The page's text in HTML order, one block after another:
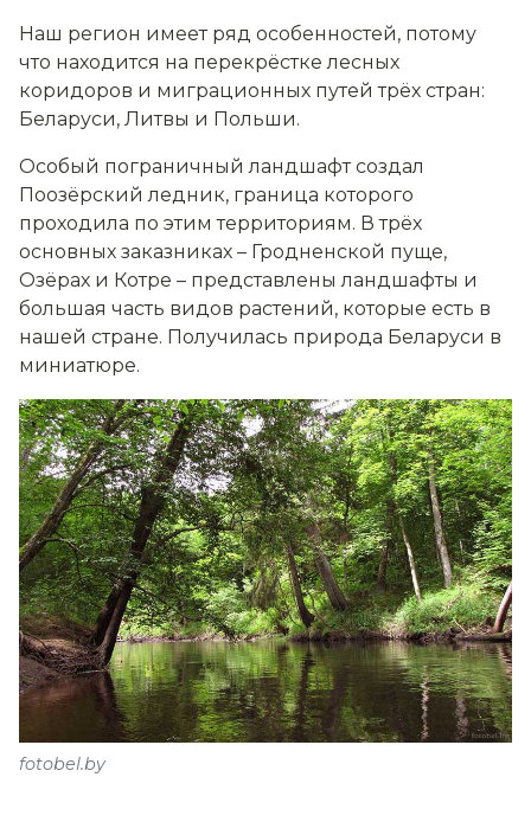
Наш регион имеет ряд особенностей, потому
что находится на перекрёстке лесных
коридоров и миграционных путей трёх стран:
Беларуси, Литвы и Польши.
Особый пограничный ландшафт создал
Поозёрский ледник, граница которого
проходила по этим территориям. В трёх
основных заказниках – Гродненской пуще,
Озёрах и Котре – представлены ландшафты и
большая часть видов растений, которые есть в
нашей стране. Получилась природа Беларуси в
миниатюре.
fotobel.by